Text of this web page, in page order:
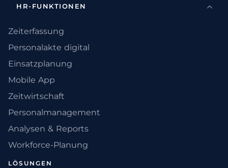
HR-FUNKTIONEN
Zeiterfassung
Personalakte digital
Einsatzplanung
Mobile App
Zeitwirtschaft
Personalmanagement
Analysen & Reports
Workforce-Planung
LÖSUNGEN